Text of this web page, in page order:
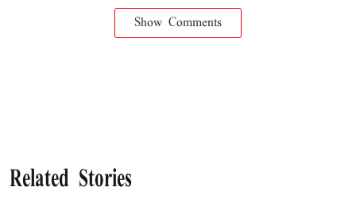
Show Comments
Related Stories